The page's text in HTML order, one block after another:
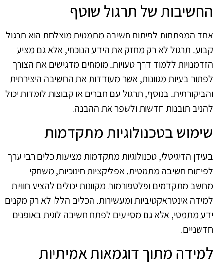
החשיבות של תרגול שוטף
אחד המפתחות לפיתוח חשיבה מתמטית מוצלחת הוא תרגול
קבוע. תרגול לא רק מחזק את הידע הנוכחי, אלא גם מציע
הזדמנויות ללמוד דרך טעויות. מומחים מדגישים את הצורך
לפתור בעיות מגוונות, אשר מעודדות את החשיבה היצירתית
והביקורתית. בנוסף, תרגול עם חברים או קבוצות לומדות יכול
להניב תובנות חדשות ולשפר את ההבנה.
שימוש בטכנולוגיות מתקדמות
בעידן הדיגיטלי, טכנולוגיות מתקדמות מציעות כלים רבי ערך
לפיתוח חשיבה מתמטית. אפליקציות חינוכיות, משחקי
מחשב מתקדמים ופלטפורמות מקוונות יכולים להציע חוויות
למידה אינטראקטיביות ומעשירות. הכלים הללו לא רק מקנים
ידע מתמטי, אלא גם מסייעים לפתח חשיבה לוגית באופנים
חדשניים.
למידה מתוך דוגמאות אמיתיות